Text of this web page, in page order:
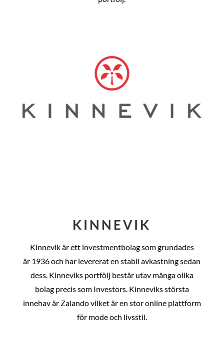
KINNEVIK
Kinnevik är ett investmentbolag som grundades
år 1936 och har levererat en stabil avkastning sedan
dess. Kinneviks portfölj består utav många olika
bolag precis som Investors. Kinneviks största
innehav är Zalando vilket är en stor online plattform
för mode och livsstil.